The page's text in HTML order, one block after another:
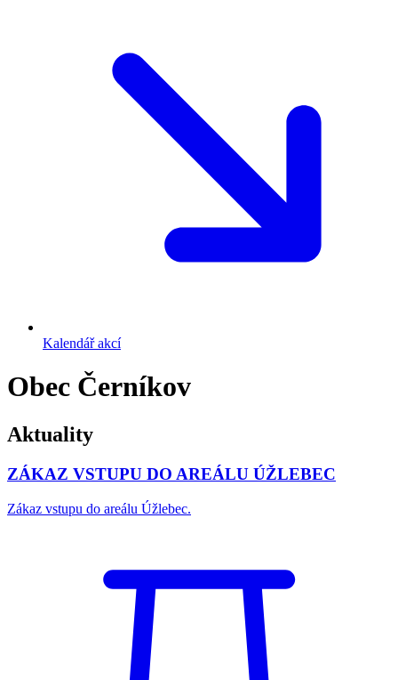
Kalendář akcí
Obec Černíkov
Aktuality
ZÁKAZ VSTUPU DO AREÁLU ÚŽLEBEC
Zákaz vstupu do areálu Úžlebec.